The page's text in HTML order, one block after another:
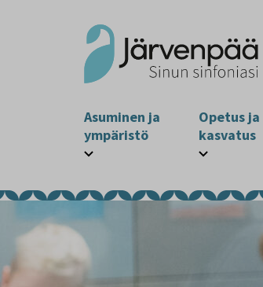
Asuminen ja
ympäristö
Opetus ja
kasvatus